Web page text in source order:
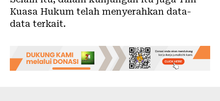
Kuasa Hukum telah menyerahkan data-
data terkait.